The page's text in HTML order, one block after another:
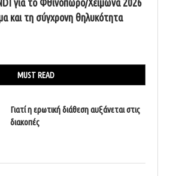
και τη σύγχρονη θηλυκότητα
MUST READ
Γιατί η ερωτική διάθεση αυξάνεται στις
διακοπές